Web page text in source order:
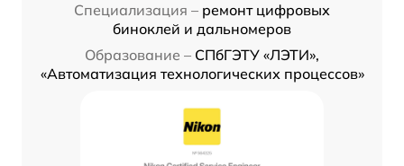
Специализация – ремонт цифровых
биноклей и дальномеров
Образование – СПбГЭТУ «ЛЭТИ»,
«Автоматизация технологических процессов»